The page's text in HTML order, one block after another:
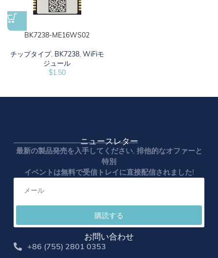
BK7238-ME16WS02
チップタイプ, BK7238, WiFiモ
ジュール
$1.50
ニュースレター
最新の製品発売を入手してください, 排他的なオファーと
特別
イベントは無料で受信トレイに直接配信されました!
購読する
お問い合わせ
+86 (755) 2801 0353